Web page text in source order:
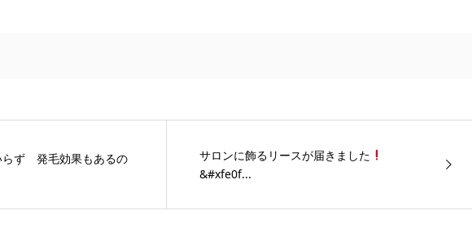
らず 発毛効果もあるの
サロンに飾るリースが届きました
&#xfe0f...